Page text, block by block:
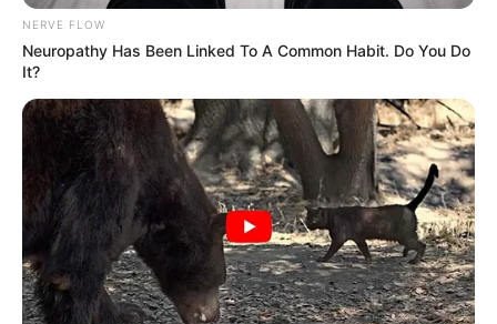
NERVE FLOW
Neuropathy Has Been Linked To A Common Habit. Do You Do
It?